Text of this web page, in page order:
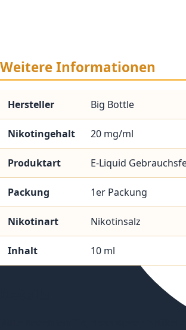
Weitere Informationen
Hersteller Big Bottle
Nikotingehalt 20 mg/ml
Produktart E-Liquid
Packung 1er Packung
Nikotinart Nikotinsalz
Inhalt 10 ml
Bitte beachten Sie, dass dieser Artikel